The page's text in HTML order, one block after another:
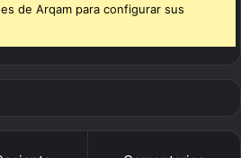
de Arqam para configurar sus